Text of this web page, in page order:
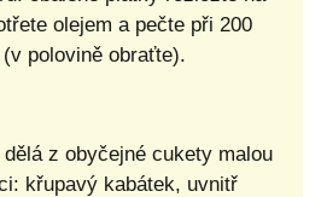
olejem a pečte při 200
(v polovině obraťte).
z obyčejné cukety malou
křupavý kabátek, uvnitř